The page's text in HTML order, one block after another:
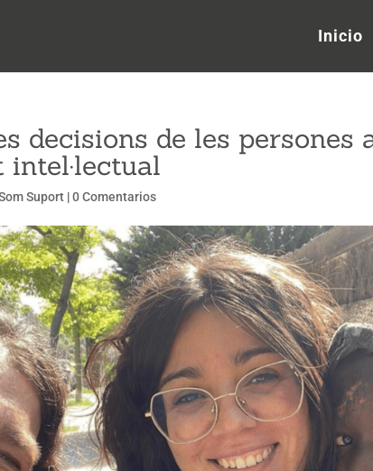
Inicio
decisions de les persones
Suport |0 Comentarios